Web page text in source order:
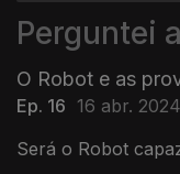
Perguntei
O Robot e as
Ep. 16 16 abr. 2024
Será o Robot